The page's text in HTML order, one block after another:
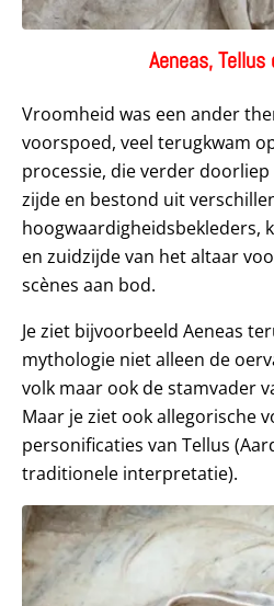
Aeneas, Tellus
Vroomheid was een ander
voorspoed, veel terugkwam
processie, die verder
zijde en bestond uit
hoogwaardigheidsbekleders,
en zuidzijde van het altaar
scènes aan bod.
Je ziet bijvoorbeeld Aeneas
mythologie niet alleen de
volk maar ook de stamvader
Maar je ziet ook allegorische
personificaties van Tellus
traditionele interpretatie).